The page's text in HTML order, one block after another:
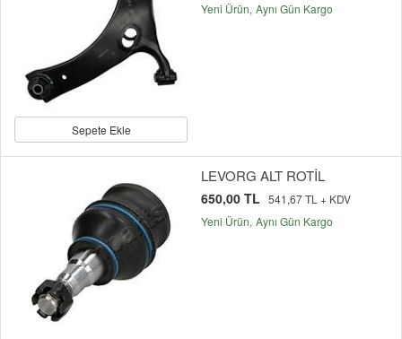
Sepete Ekle
Yeni Ürün Aynı Gün Kargo
LEVORG ALT ROTİL
650,00 TL 541,67 TL + KDV
Yeni Ürün Aynı Gün Kargo